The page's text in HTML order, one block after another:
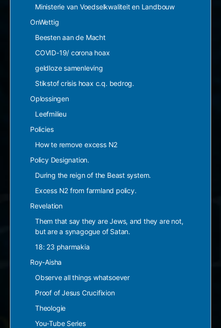
Ministerie van Voedselkwaliteit en Landbouw
OnWettig
Beesten aan de Macht
COVID-19/ corona hoax
geldloze samenleving
Stikstof crisis hoax c.q. bedrog.
Oplossingen
Leefmilieu
Policies
How te remove excess N2
Policy Designation.
During the reign of the Beast system.
Excess N2 from farmland policy.
Revelation
Them that say they are Jews, and they are not,
but are a synagogue of Satan.
18: 23 pharmakia
Roy-Aisha
Observe all things whatsoever
Proof of Jesus Crucifixion
Theologie
You-Tube Series